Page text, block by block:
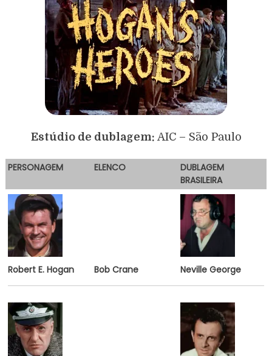
Estúdio de dublagem: AIC – São Paulo
PERSONAGEM ELENCO
DUBLAGEM
BRASILEIRA
Robert E. Hogan Bob Crane Neville George